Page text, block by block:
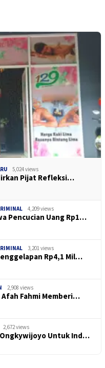
5,024 views
Pijat Refleksi…
4,209 views
Pencucian Uang Rp1…
3,201 views
Rp4,1 Mil…
2,908 views
Fahmi Memberi…
2,672 views
Untuk Ind…